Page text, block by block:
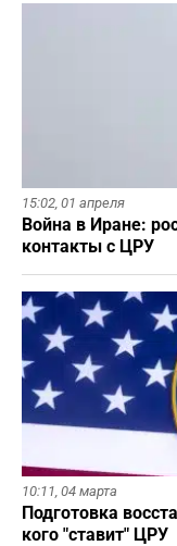
15:02, 01 апреля
Война в Иране:
контакты с ЦРУ
10:11, 04 марта
Подготовка
кого "ставит" ЦРУ